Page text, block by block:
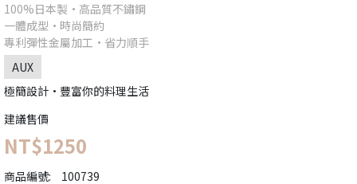
100%日本製•高品質不鏽鋼
一體成型•時尚簡約
專利彈性金屬加工•省力順手
AUX
極簡設計•豐富你的料理生活
建議售價
NT$1250
商品編號: 100739